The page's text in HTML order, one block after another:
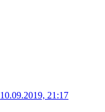
10.09.2019, 21:17